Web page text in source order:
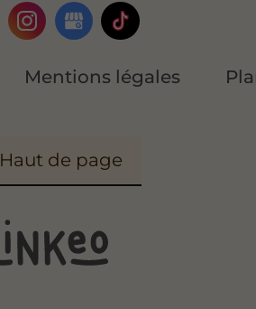
Mentions légales
Haut de page